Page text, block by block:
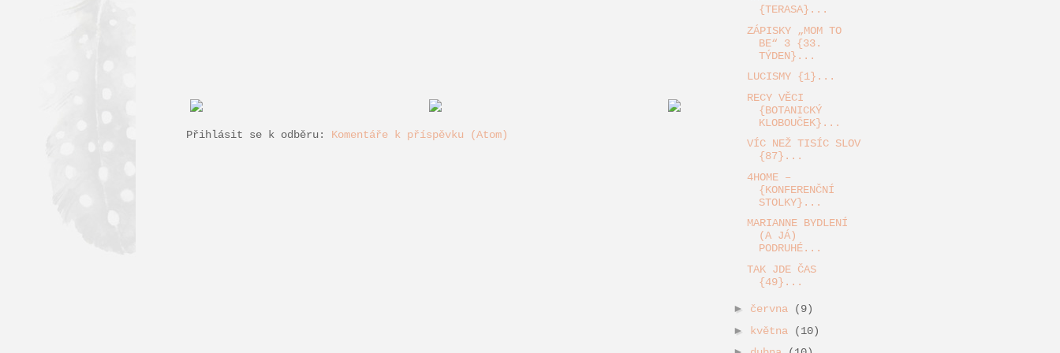
Přihlásit se k odběru: Komentáře k příspěvku (Atom)
{TERASA}...
ZÁPISKY „MOM TO
BE“ 3 {33.
TÝDEN}...
LUCISMY {1}...
RECY VĚCI
{BOTANICKÝ
KLOBOUČEK}...
VÍC NEŽ TISÍC SLOV
{87}...
4HOME –
{KONFERENČNÍ
STOLKY}...
MARIANNE BYDLENÍ
(A JÁ)
PODRUHÉ...
TAK JDE ČAS
{49}...
► června
(9)
► května
(10)